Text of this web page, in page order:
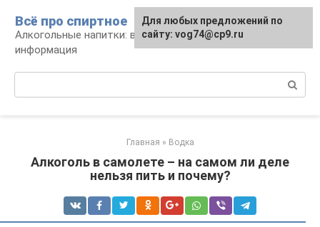
контенту
Всё про спиртное
Алкогольные напитки: виды, рецепты,
информация
Главная » Водка
Алкоголь в самолете – на самом ли деле
нельзя пить и почему?
Для любых предложений по
сайту: vog74@cp9.ru